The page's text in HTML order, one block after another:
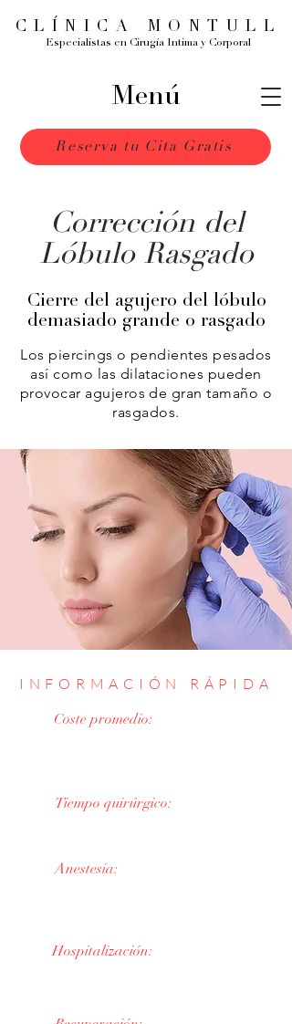
Reserva tu Cita Gratis
CLÍNICA MONTULL
Especialistas en Cirugía Intima y Corporal
Menú
Corrección del
Lóbulo Rasgado
Cierre del agujero del lóbulo
demasiado grande o rasgado
Los piercings o pendientes pesados
así como las dilataciones pueden
provocar agujeros de gran tamaño o
rasgados.
INFORMACIÓN RÁPIDA
Coste promedio:
Tiempo quirúrgico:
Anestesia:
Hospitalización: